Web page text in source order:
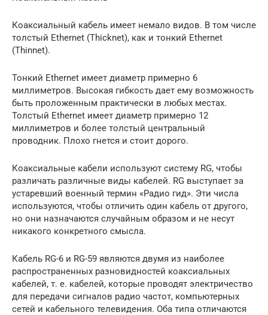
Коаксиальный кабель имеет немало видов. В том числе
толстый Ethernet (Thicknet), как и тонкий Ethernet
(Thinnet).
Тонкий Ethernet имеет диаметр примерно 6
миллиметров. Высокая гибкость дает ему возможность
быть проложенным практически в любых местах.
Толстый Ethernet имеет диаметр примерно 12
миллиметров и более толстый центральный
проводник. Плохо гнется и стоит дорого.
Коаксиальные кабели используют систему RG, чтобы
различать различные виды кабелей. RG выступает за
устаревший военный термин «Радио гид». Эти числа
используются, чтобы отличить один кабель от другого,
но они назначаются случайным образом и не несут
никакого конкретного смысла.
Кабель RG-6 и RG-59 являются двумя из наиболее
распространенных разновидностей коаксиальных
кабелей, т. е. кабелей, которые проводят электричество
для передачи сигналов радио частот, компьютерных
сетей и кабельного телевидения. Оба типа отличаются